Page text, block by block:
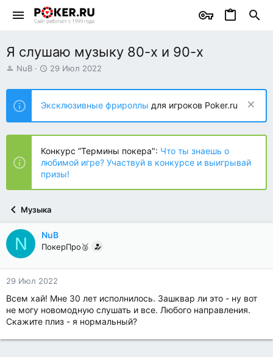
Я слушаю музыку 80-х и 90-х
А
т
о
р
т
е
ы
NuB
Д
т
н
а
ч
л
а
29 Июл 2022
Эксклюзивные фрироллы для игроков Poker.ru
Конкурс “Термины покера": Что ты знаешь о
любимой игре? Участвуй в конкурсе и выигрывай
призы!
Музыка
N NuB
ПокерПро🥈
29 Июл 2022
Всем хай! Мне 30 лет исполнилось. Зашквар ли это - ну вот
не могу новомодную слушать и все. Любого направления.
Скажите плиз - я нормальный?